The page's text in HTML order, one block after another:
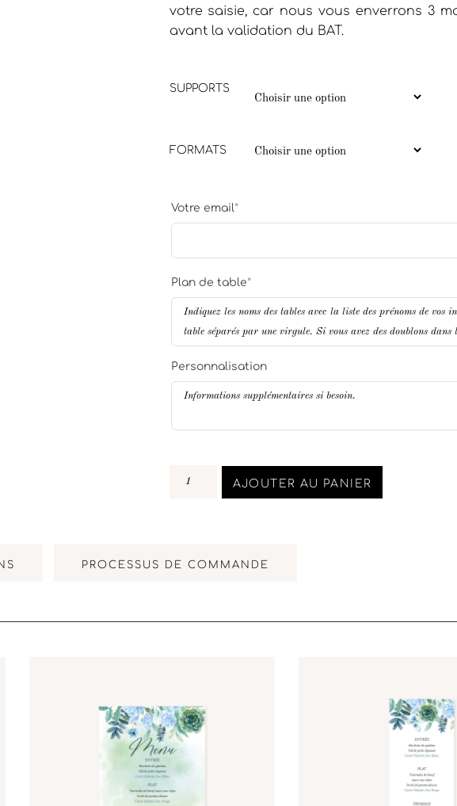
votre saisie, car nous vous enverrons 3
avant la validation du BAT.
SUPPORTS
FORMATS
Votre email*
Plan de table*
Personnalisation
AJOUTER AU PANIER
PROCESSUS DE COMMANDE